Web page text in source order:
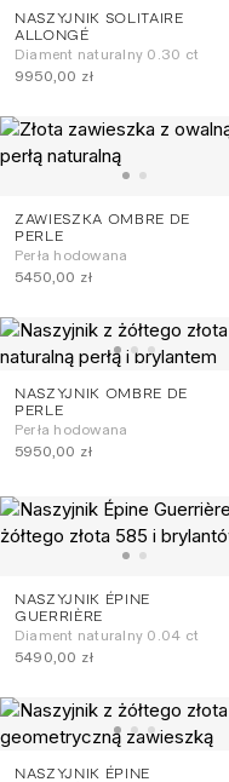
NASZYJNIK SOLITAIRE
ALLONGÉ
Diament naturalny 0.30 ct
9950,00 zł
ZAWIESZKA OMBRE DE
PERLE
Perła hodowana
5450,00 zł
NASZYJNIK OMBRE DE
PERLE
Perła hodowana
5950,00 zł
NASZYJNIK ÉPINE
GUERRIÈRE
Diament naturalny 0.04 ct
5490,00 zł
NASZYJNIK ÉPINE